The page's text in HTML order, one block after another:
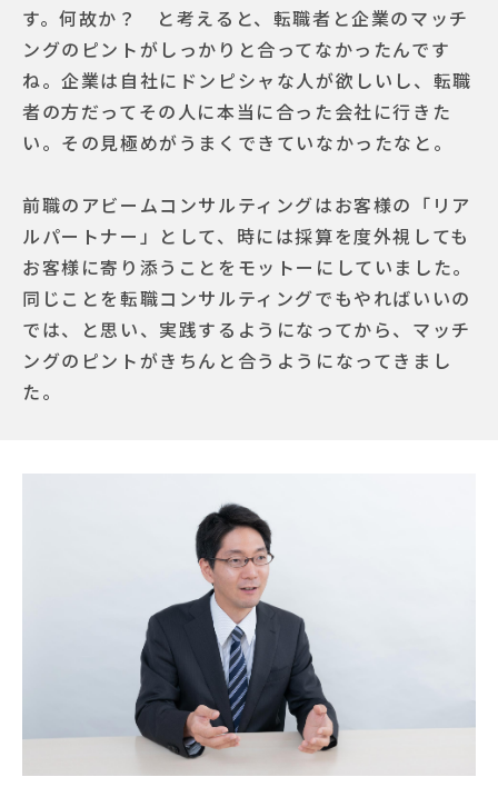
す。何故か？ と考えると、転職者と企業のマッチ
ングのピントがしっかりと合ってなかったんです
ね。企業は自社にドンピシャな人が欲しいし、転職
者の方だってその人に本当に合った会社に行きた
い。その見極めがうまくできていなかったなと。
前職のアビームコンサルティングはお客様の「リア
ルパートナー」として、時には採算を度外視しても
お客様に寄り添うことをモットーにしていました。
同じことを転職コンサルティングでもやればいいの
では、と思い、実践するようになってから、マッチ
ングのピントがきちんと合うようになってきまし
た。